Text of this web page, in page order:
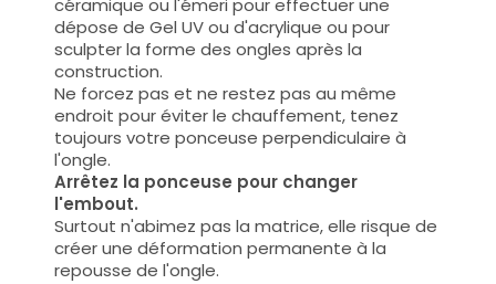
dépose de Gel UV ou d'acrylique ou pour
sculpter la forme des ongles après la
construction.
Ne forcez pas et ne restez pas au même
endroit pour éviter le chauffement, tenez
toujours votre ponceuse perpendiculaire à
l'ongle.
Arrêtez la ponceuse pour changer
l'embout.
Surtout n'abimez pas la matrice, elle risque de
créer une déformation permanente à la
repousse de l'ongle.